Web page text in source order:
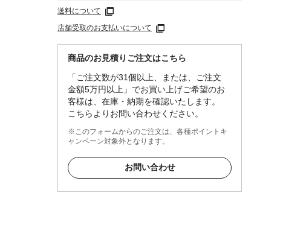
送料について
店舗受取のお支払いについて
商品のお見積りご注文はこちら
「ご注文数が31個以上、または、ご注文
金額5万円以上」でお買い上げご希望のお
客様は、在庫・納期を確認いたします。
こちらよりお問い合わせください。
※このフォームからのご注文は、各種ポイントキ
ャンペーン対象外となります。
お問い合わせ